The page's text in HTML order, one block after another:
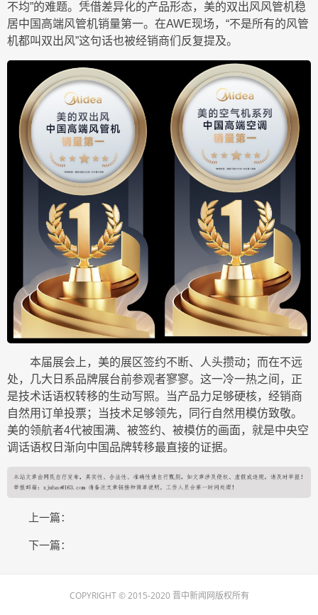
不均”的难题。凭借差异化的产品形态，美的双出风风管机稳
居中国高端风管机销量第一。在AWE现场，“不是所有的风管
机都叫双出风”这句话也被经销商们反复提及。
本届展会上，美的展区签约不断、人头攒动；而在不远
处，几大日系品牌展台前参观者寥寥。这一冷一热之间，正
是技术话语权转移的生动写照。当产品力足够硬核，经销商
自然用订单投票；当技术足够领先，同行自然用模仿致敬。
美的领航者4代被围满、被签约、被模仿的画面，就是中央空
调话语权日渐向中国品牌转移最直接的证据。
上一篇：
下一篇：
COPYRIGHT © 2015-2020 晋中新闻网版权所有